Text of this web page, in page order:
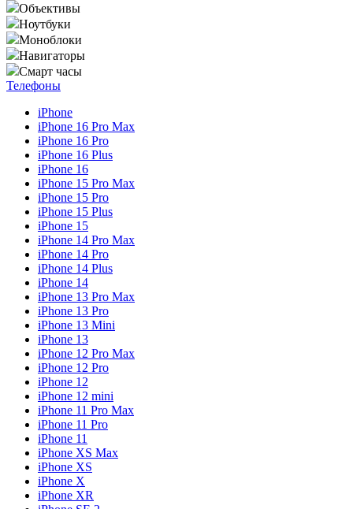
Объективы
Ноутбуки
Моноблоки
Навигаторы
Смарт часы
Телефоны
iPhone
iPhone 16 Pro Max
iPhone 16 Pro
iPhone 16 Plus
iPhone 16
iPhone 15 Pro Max
iPhone 15 Pro
iPhone 15 Plus
iPhone 15
iPhone 14 Pro Max
iPhone 14 Pro
iPhone 14 Plus
iPhone 14
iPhone 13 Pro Max
iPhone 13 Pro
iPhone 13 Mini
iPhone 13
iPhone 12 Pro Max
iPhone 12 Pro
iPhone 12
iPhone 12 mini
iPhone 11 Pro Max
iPhone 11 Pro
iPhone 11
iPhone XS Max
iPhone XS
iPhone X
iPhone XR